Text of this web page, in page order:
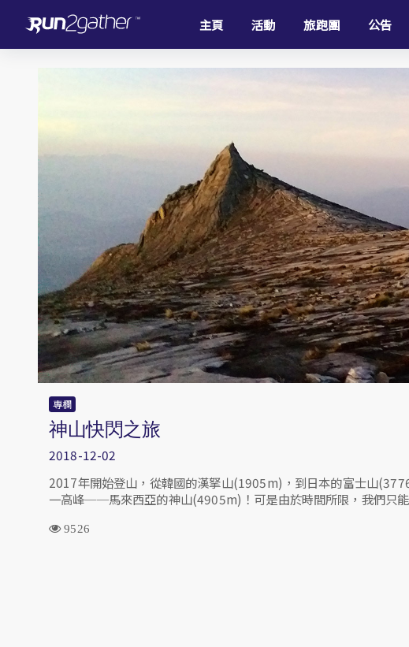
主頁 活動 旅跑團 公告
專欄
神山快閃之旅
2018-12-02
2017年開始登山，從韓國的漢拏山(1905m)，到日本的富士山
一高峰──馬來西亞的神山(4905m)！可是由於時間所限，我們只
9526